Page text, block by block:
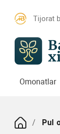
Tijorat
Omonatlar
Pul